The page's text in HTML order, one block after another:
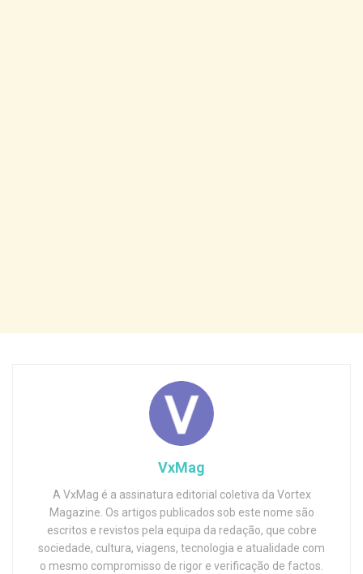
VxMag
A VxMag é a assinatura editorial coletiva da Vortex
Magazine. Os artigos publicados sob este nome são
escritos e revistos pela equipa da redação, que cobre
sociedade, cultura, viagens, tecnologia e atualidade com
o mesmo compromisso de rigor e verificação de factos.